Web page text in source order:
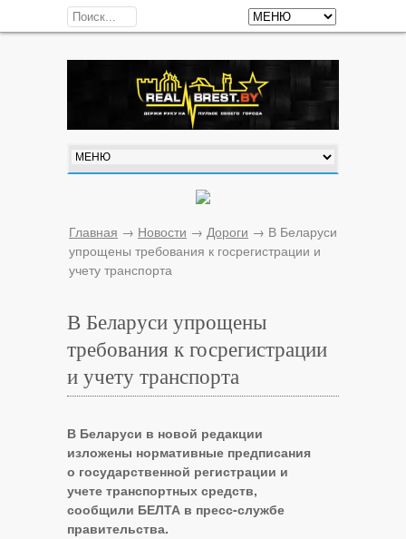
Главная → Новости → Дороги → В Беларуси
упрощены требования к госрегистрации и
учету транспорта
В Беларуси упрощены
требования к госрегистрации
и учету транспорта
В Беларуси в новой редакции
изложены нормативные предписания
о государственной регистрации и
учете транспортных средств,
сообщили БЕЛТА в пресс-службе
правительства.